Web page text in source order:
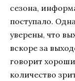
сезона,
поступало.
уверены, что
вскоре за
говорит
количество